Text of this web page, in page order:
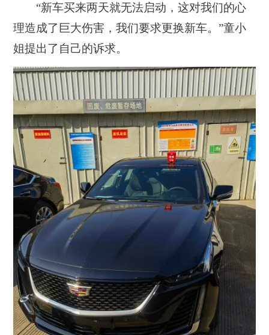
“新车买来两天就无法启动，这对我们的心
理造成了巨大伤害，我们要求更换新车。”童小
姐提出了自己的诉求。